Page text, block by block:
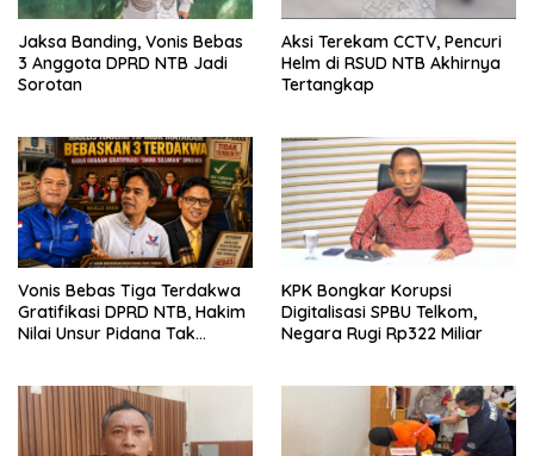
Jaksa Banding, Vonis Bebas
3 Anggota DPRD NTB Jadi
Sorotan
Aksi Terekam CCTV, Pencuri
Helm di RSUD NTB Akhirnya
Tertangkap
Vonis Bebas Tiga Terdakwa
Gratifikasi DPRD NTB, Hakim
Nilai Unsur Pidana Tak
KPK Bongkar Korupsi
Digitalisasi SPBU Telkom,
Negara Rugi Rp322 Miliar